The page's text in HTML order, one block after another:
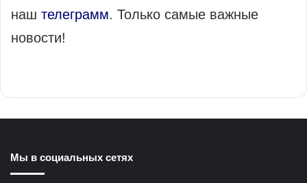
наш телеграмм. Только самые важные
новости!
Мы в социальных сетях